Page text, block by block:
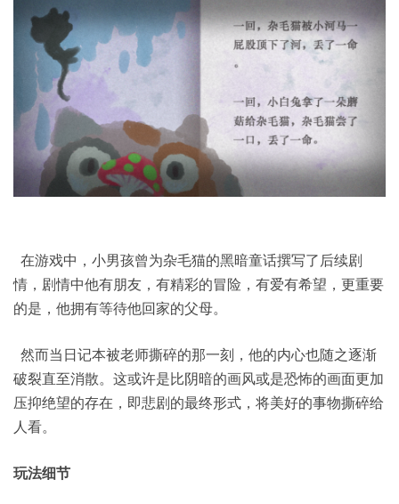
在游戏中，小男孩曾为杂毛猫的黑暗童话撰写了后续剧
情，剧情中他有朋友，有精彩的冒险，有爱有希望，更重要
的是，他拥有等待他回家的父母。
然而当日记本被老师撕碎的那一刻，他的内心也随之逐渐
破裂直至消散。这或许是比阴暗的画风或是恐怖的画面更加
压抑绝望的存在，即悲剧的最终形式，将美好的事物撕碎给
人看。
玩法细节